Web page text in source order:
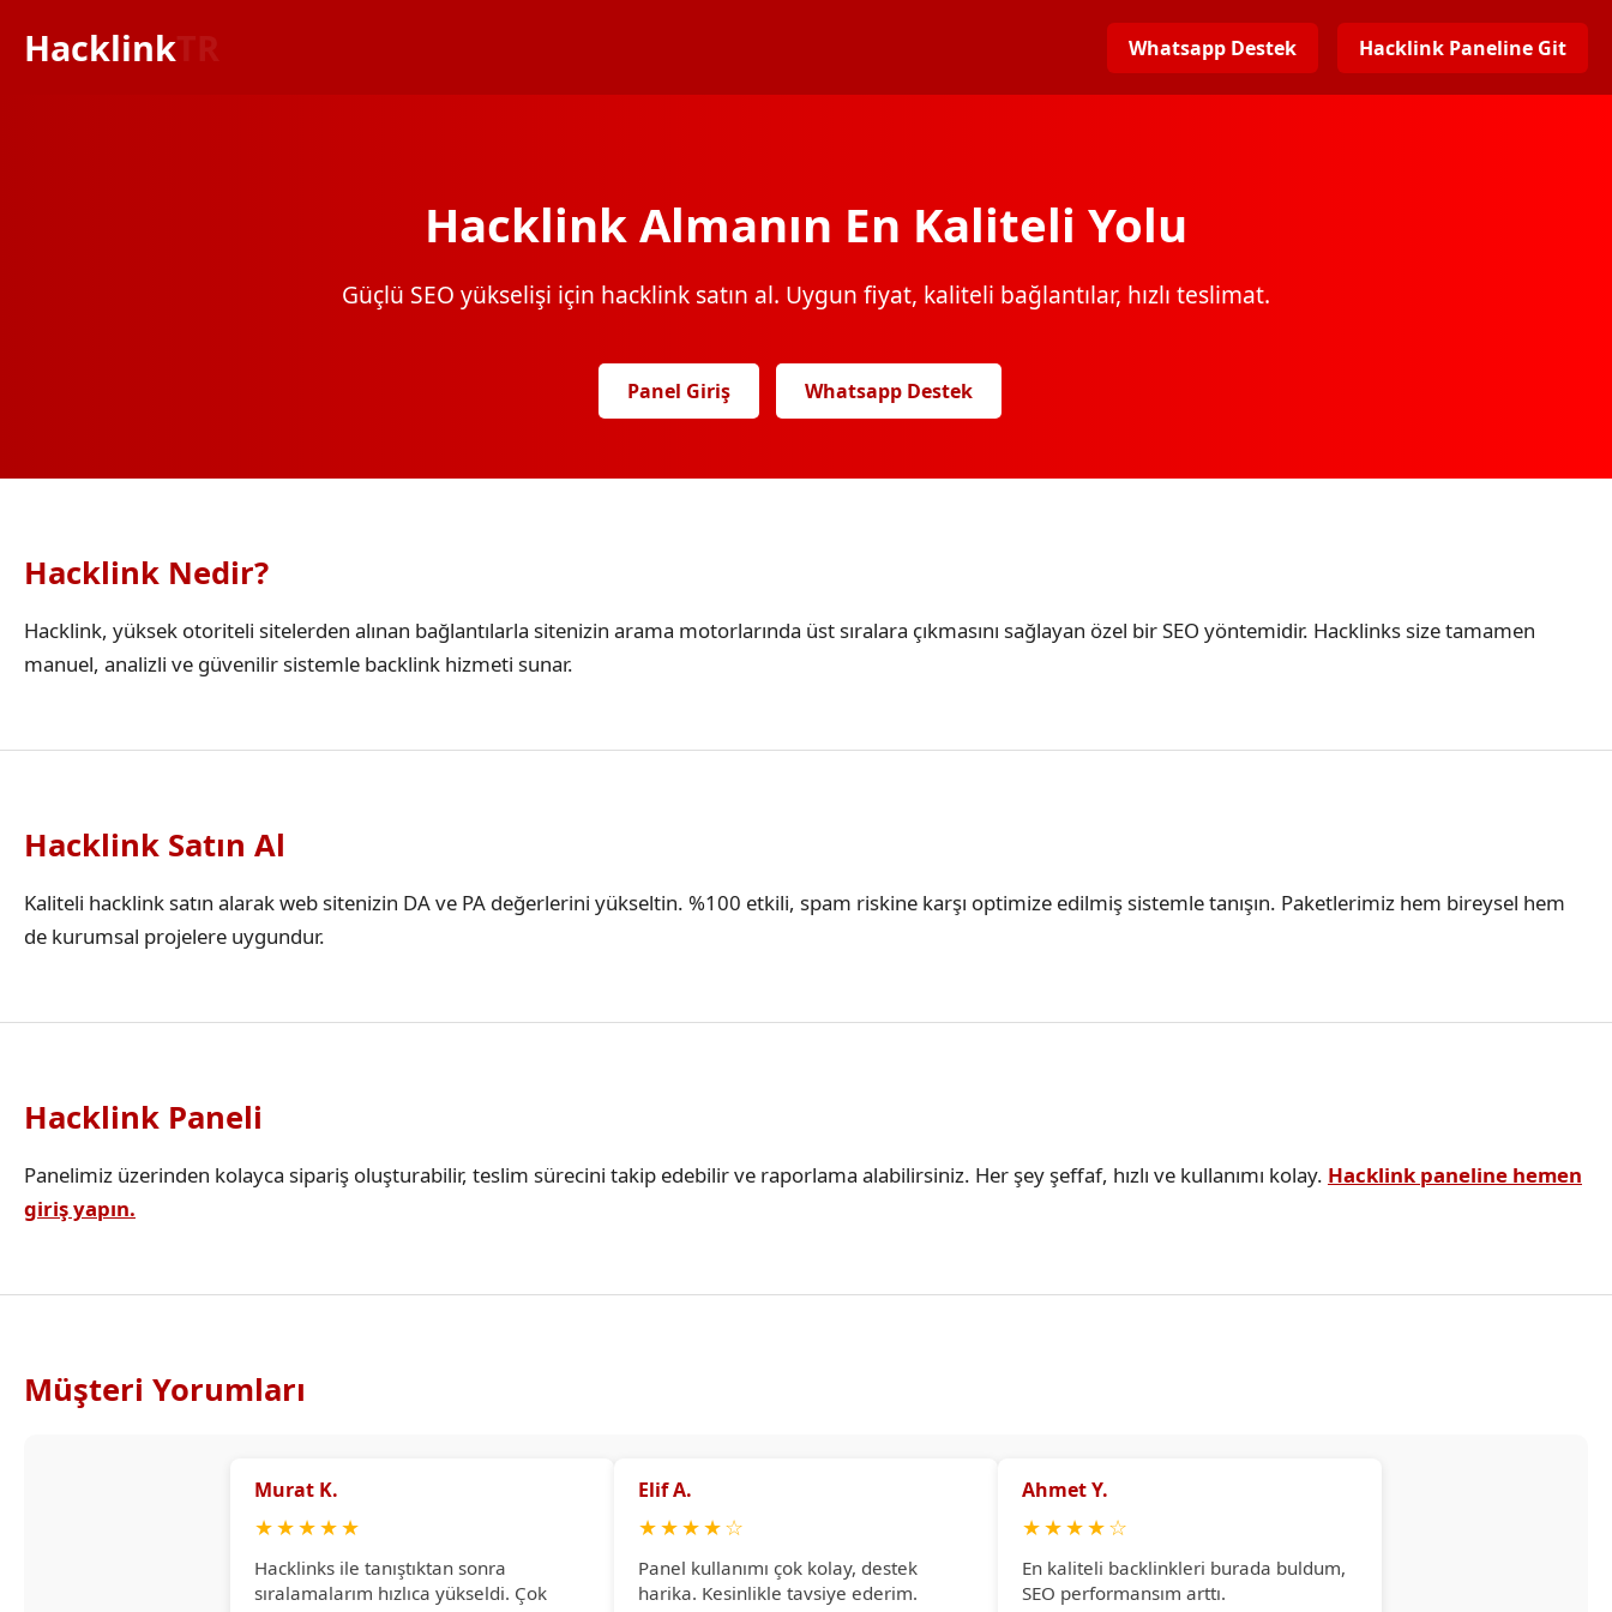
Hacklink Whatsapp Destek Hacklink Paneline Git
Hacklink Almanın En Kaliteli Yolu
Güçlü SEO yükselişi için hacklink satın al. Uygun fiyat, kaliteli bağlantılar, hızlı teslimat.
Panel Giriş Whatsapp Destek
Hacklink Nedir?
Hacklink, yüksek otoriteli sitelerden alınan bağlantılarla sitenizin arama motorlarında üst sıralara çıkmasını sağlayan özel bir SEO yöntemidir. Hacklinks size tamamen
manuel, analizli ve güvenilir sistemle backlink hizmeti sunar.
Hacklink Satın Al
Kaliteli hacklink satın alarak web sitenizin DA ve PA değerlerini yükseltin. %100 etkili, spam riskine karşı optimize edilmiş sistemle tanışın. Paketlerimiz hem bireysel hem
de kurumsal projelere uygundur.
Hacklink Paneli
Panelimiz üzerinden kolayca sipariş oluşturabilir, teslim sürecini takip edebilir ve raporlama alabilirsiniz. Her şey şeffaf, hızlı ve kullanımı kolay. Hacklink paneline hemen
giriş yapın.
Müşteri Yorumları
Murat K.
★★★★★
Hacklinks ile tanıştıktan sonra
sıralamalarım hızlıca yükseldi. Çok
Elif A.
★★★★☆
Panel kullanımı çok kolay, destek
harika. Kesinlikle tavsiye ederim.
Ahmet Y.
★★★★☆
En kaliteli backlinkleri burada buldum,
SEO performansım arttı.